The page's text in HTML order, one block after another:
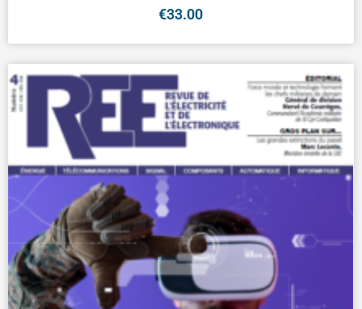
€33.00